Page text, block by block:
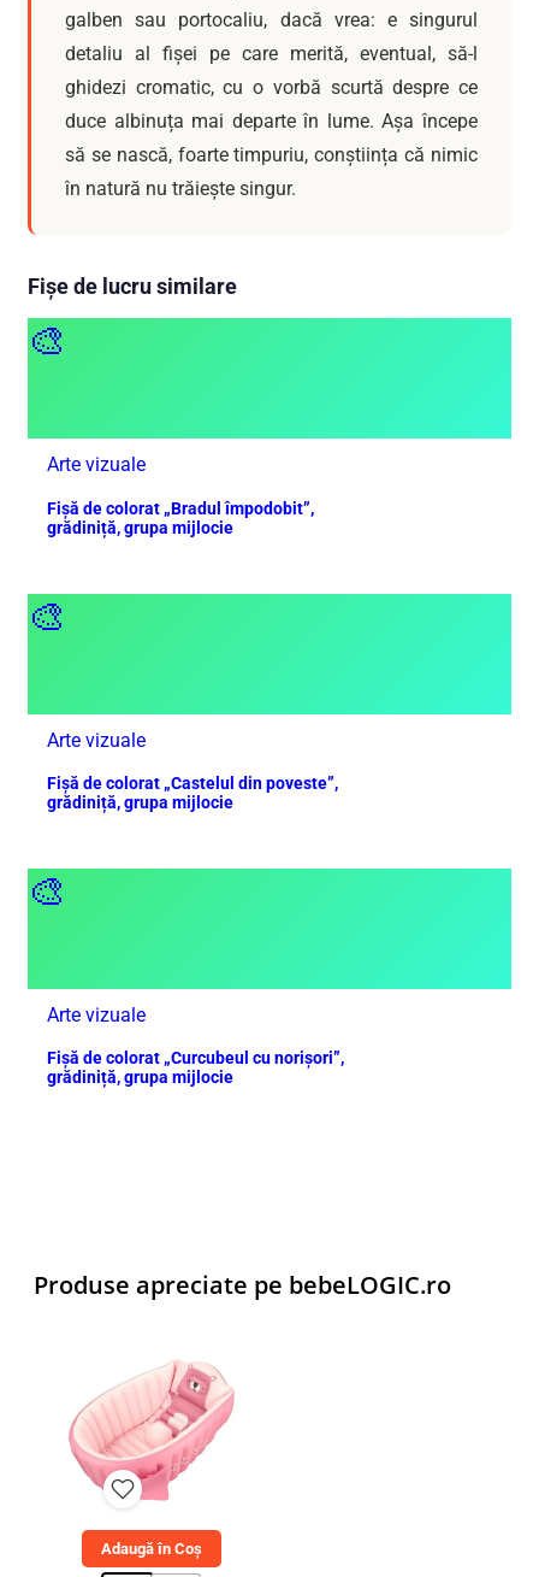
galben sau portocaliu, dacă vrea: e singurul
detaliu al fișei pe care merită, eventual, să-l
ghidezi cromatic, cu o vorbă scurtă despre ce
duce albinuța mai departe în lume. Așa începe
să se nască, foarte timpuriu, conștiința că nimic
în natură nu trăiește singur.
Fișe de lucru similare
🎨
Arte vizuale
Fișă de colorat „Bradul împodobit”,
grădiniță, grupa mijlocie
🎨
Arte vizuale
Fișă de colorat „Castelul din poveste”,
grădiniță, grupa mijlocie
🎨
Arte vizuale
Fișă de colorat „Curcubeul cu norișori”,
grădiniță, grupa mijlocie
Produse apreciate pe bebeLOGIC.ro
Adaugă în Coș